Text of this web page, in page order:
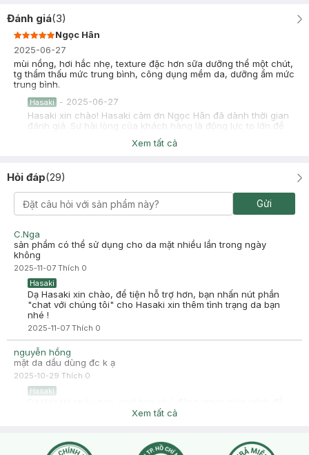
Đánh giá(3)
Ngọc Hân
2025-06-27
mùi nồng, hơi hắc nhẹ, texture đặc hơn sữa dưỡng thể một chút,
tg thẩm thấu mức trung bình, công dụng mềm da, dưỡng ẩm mức
trung bình.
Hasaki - 2025-06-27
Hasaki xin chào! Hasaki cảm ơn Ngọc Hân đã dành thời gian
đánh giá. Sự hài lòng của khách hàng là động lực to lớn để
Hasaki ngày càng phát triển hơn nữa về chất lượng dịch vụ.
Cảm ơn bạn đã tin tưởng và mua sắm tại Hasaki!
2024-12-26
Kem thấm nhanh tạo lớp ẩm hơi rít , mùi nồng , dưỡng ẩm khá tốt
Xem tất cả
Hỏi đáp(29)
Gửi
C.Nga
sản phẩm có thể sử dụng cho da mặt nhiều lần trong ngày
không
2025-11-07 Thích 0
Hasaki
Dạ Hasaki xin chào, để tiện hỗ trợ hơn, bạn nhấn nút phần
"chat với chúng tôi" cho Hasaki xin thêm tình trạng da bạn
nhé !
2025-11-07 Thích 0
nguyễn hồng
mặt da dầu dùng đc k ạ
2025-10-29 Thích 0
Hasaki
Hasaki hỗ trợ bạn cụ thể hơn ạ
Xem tất cả